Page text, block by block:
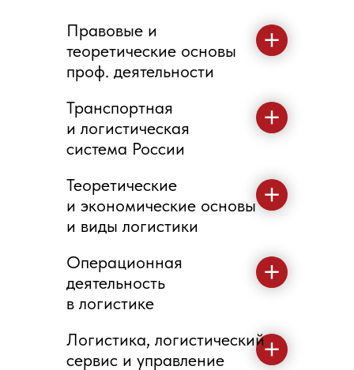
Логистика, логистический
сервис и управление
Операционная
деятельность
в логистике
Правовые и
теоретические основы
проф. деятельности
Транспортная
и логистическая
система России
Теоретические
и экономические основы
и виды логистики